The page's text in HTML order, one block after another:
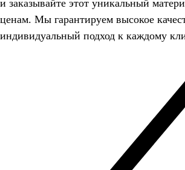
и заказывайте этот уникальный
ценам. Мы гарантируем высокое
индивидуальный подход к каждому